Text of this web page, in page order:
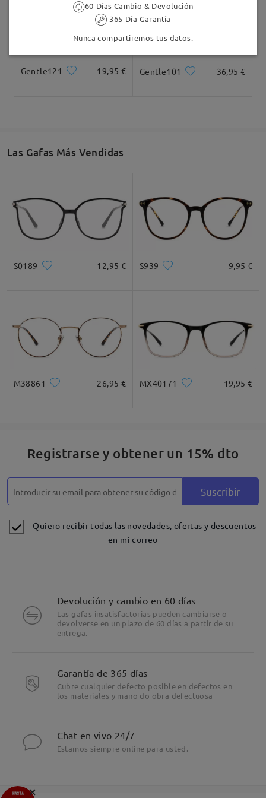
Gentle121 19,95 € Gentle101 36,95 €
Las Gafas Más Vendidas
S0189 12,95 € S939 9,95 €
M38861 26,95 € MX40171 19,95 €
Registrarse y obtener un 15% dto
Suscribir
Quiero recibir todas las novedades, ofertas y descuentos
en mi correo
Devolución y cambio en 60 días
Las gafas insatisfactorias pueden cambiarse o
devolverse en un plazo de 60 días a partir de su
entrega.
Garantía de 365 días
Cubre cualquier defecto posible en defectos en
los materiales y mano do obra defectuosa
Chat en vivo 24/7
Estamos siempre online para usted.
×
60-Días Cambio & Devolución
365-Día Garantía
Nunca compartiremos tus datos.